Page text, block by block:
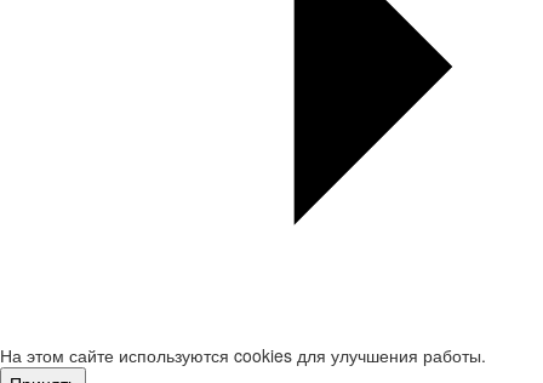
На этом сайте используются cookies для улучшения работы.